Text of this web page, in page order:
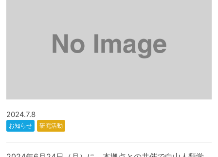
2024.7.8
お知らせ 研究活動